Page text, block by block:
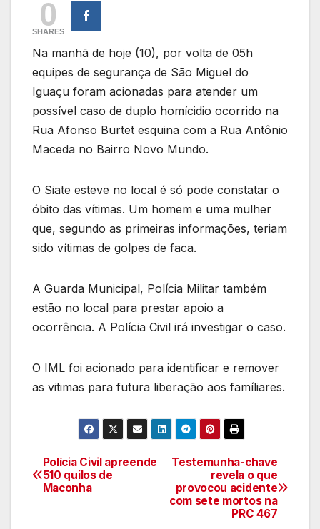
0
SHARES
Na manhã de hoje (10), por volta de 05h
equipes de segurança de São Miguel do
Iguaçu foram acionadas para atender um
possível caso de duplo homícidio ocorrido na
Rua Afonso Burtet esquina com a Rua Antônio
Maceda no Bairro Novo Mundo.
O Siate esteve no local é só pode constatar o
óbito das vítimas. Um homem e uma mulher
que, segundo as primeiras informações, teriam
sido vítimas de golpes de faca.
A Guarda Municipal, Polícia Militar também
estão no local para prestar apoio a
ocorrência. A Polícia Civil irá investigar o caso.
O IML foi acionado para identificar e remover
as vitimas para futura liberação aos famíliares.
Navegação
de
Testemunha-chave
revela o que
provocou acidente
com sete mortos na
PRC 467
Polícia Civil apreende
510 quilos de
Maconha